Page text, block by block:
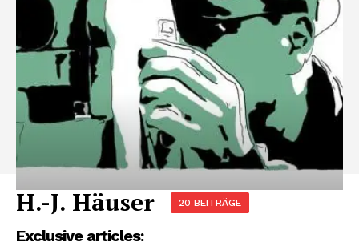
H.-J. Häuser 20 BEITRÄGE
Exclusive articles: